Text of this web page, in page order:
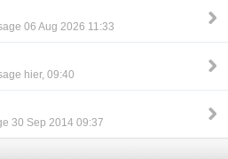
06 Aug 2026 11:33
hier, 09:40
30 Sep 2014 09:37